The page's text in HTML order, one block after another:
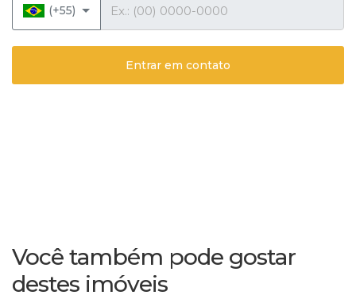
(+55)
Entrar em contato
Você também pode gostar
destes imóveis